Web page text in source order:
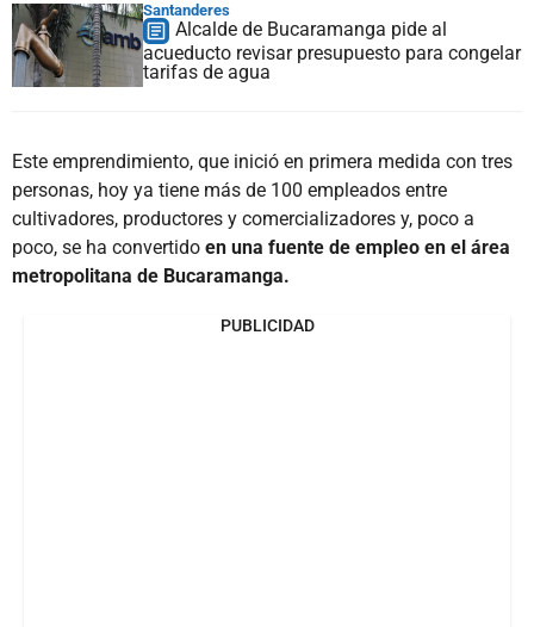
Santanderes
Alcalde de Bucaramanga pide al
acueducto revisar presupuesto para congelar
tarifas de agua
Este emprendimiento, que inició en primera medida con tres
personas, hoy ya tiene más de 100 empleados entre
cultivadores, productores y comercializadores y, poco a
poco, se ha convertido en una fuente de empleo en el área
metropolitana de Bucaramanga.
PUBLICIDAD